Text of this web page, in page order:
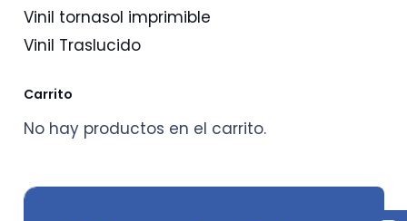
Vinil tornasol imprimible
Vinil Traslucido
Carrito
No hay productos en el carrito.